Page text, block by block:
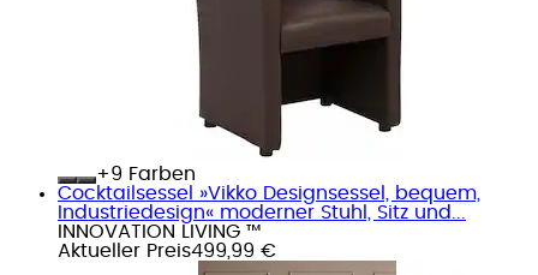
+
Farben
Cocktailsessel »Vikko Designsessel, bequem,
Industriedesign« moderner Stuhl, Sitz und...
INNOVATION LIVING ™
Aktueller Preis499,99 €